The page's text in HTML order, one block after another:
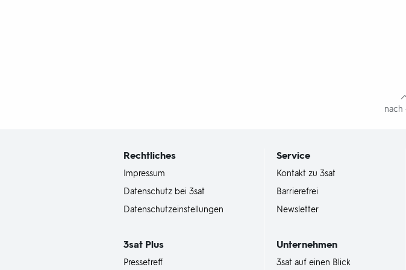
nach
Rechtliches
Impressum
Datenschutz bei 3sat
Datenschutzeinstellungen
3satPlus
Pressetreff
Service
Kontakt zu 3sat
Barrierefrei
Newsletter
Unternehmen
3sat auf einen Blick